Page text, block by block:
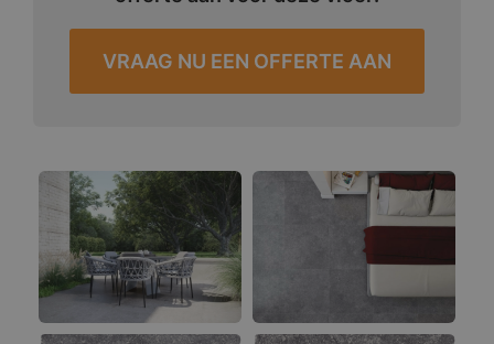
VRAAG NU EEN OFFERTE AAN